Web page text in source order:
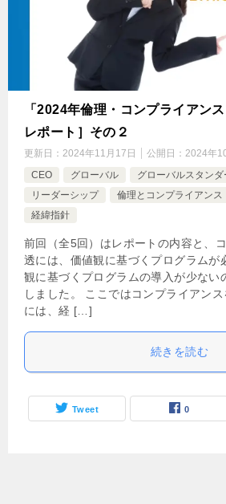
「2024年倫理・コンプライアン
レポート］その２
更新日： 2024年11月17日 公開日： 2024年
CEO
グローバル グローバルスタンダ
リーダーシップ
倫理とコンプライアンス
経緯指針
前回（全5回）はレポートの内容と、
透には、価値観に基づくプログラムが
観に基づくプログラムの導入が少ない
しました。 ここではコンプライアン
には、経 […]
続きを読む
Tweet 0